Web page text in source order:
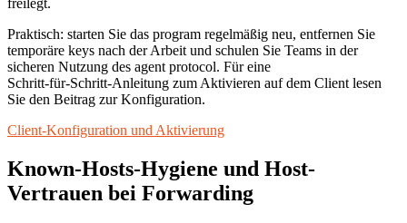
freilegt.
Praktisch: starten Sie das program regelmäßig neu, entfernen Sie
temporäre keys nach der Arbeit und schulen Sie Teams in der
sicheren Nutzung des agent protocol. Für eine
Schritt‑für‑Schritt‑Anleitung zum Aktivieren auf dem Client lesen
Sie den Beitrag zur Konfiguration.
Client-Konfiguration und Aktivierung
Known-Hosts-Hygiene und Host-
Vertrauen bei Forwarding